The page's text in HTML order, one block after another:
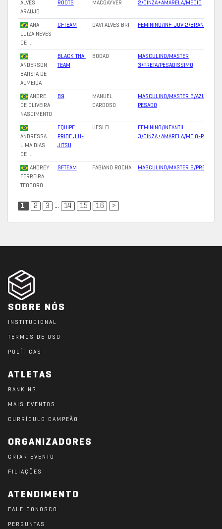
ALVES
ARAUJO
ROOTS
MACGAYVER
2/CINZA+AMARELA/MEDIO
ANA
LUIZA NEVES
DE …
GFTEAM DAVI ALVES BRI FEMININO/INF-JUV 2/BRANCA/
ANDERSON
BATISTA DE
ALMEIDA
BLACK THAI
TEAM
BODAO
MASCULINO/MASTER
3/PRETA/PESADISSIMO
ANDRE
DE OLIVEIRA
NASCIMENTO
B9
MANUEL
CARDOSO
MASCULINO/MASTER 3/AZUL/
PESADO
ANDRESSA
LIMA DIAS
DE …
EQUIPE
PRIDE JIU-
JITSU
UESLEI
FEMININO/INFANTIL
3/CINZA+AMARELA/MEIO-PESADO
ANDREY
FERREIRA
TEODORO
GFTEAM FABIANO ROCHA MASCULINO/MASTER 2/PRETA/
1 2 3 ... 14 15 16 >
SOBRE NÓS
INSTITUCIONAL
TERMOS DE USO
POLÍTICAS
ATLETAS
RANKING
MAIS EVENTOS
CURRÍCULO CAMPEÃO
ORGANIZADORES
CRIAR EVENTO
FILIAÇÕES
ATENDIMENTO
FALE CONOSCO
PERGUNTAS